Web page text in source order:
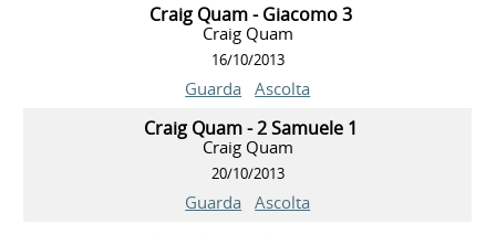
Craig Quam - Giacomo 3
Craig Quam
16/10/2013
Guarda Ascolta
Craig Quam - 2 Samuele 1
Craig Quam
20/10/2013
Guarda Ascolta